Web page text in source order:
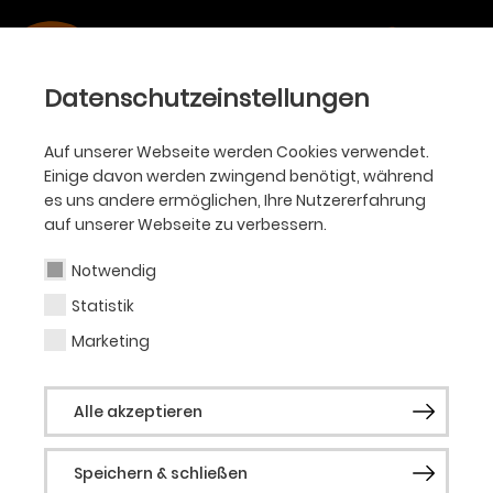
Datenschutzeinstellungen
Auf unserer Webseite werden Cookies verwendet.
Einige davon werden zwingend benötigt, während
es uns andere ermöglichen, Ihre Nutzererfahrung
auf unserer Webseite zu verbessern.
Notwendig
Statistik
Marketing
Alle akzeptieren
Speichern & schließen